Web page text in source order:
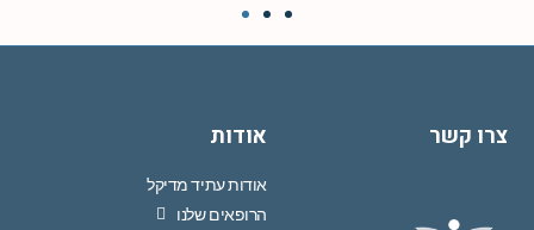
צרו קשר אודות
אודות עתיד מדיקל
הרופאים שלנו